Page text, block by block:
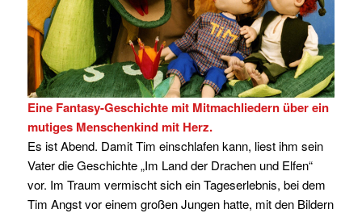
Eine Fantasy-Geschichte mit Mitmachliedern über ein
mutiges Menschenkind mit Herz.
Es ist Abend. Damit Tim einschlafen kann, liest ihm sein
Vater die Geschichte „Im Land der Drachen und Elfen“
vor. Im Traum vermischt sich ein Tageserlebnis, bei dem
Tim Angst vor einem großen Jungen hatte, mit den Bildern